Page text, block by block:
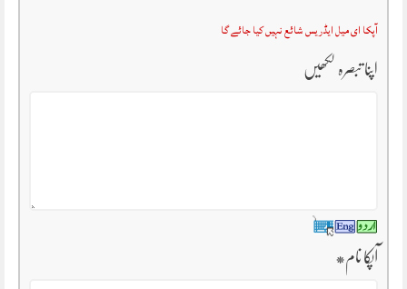
آپکا ای میل ایڈریس شائع نہیں کیا جائے گا
اپنا تبصرہ لکھیں
آپکا نام*